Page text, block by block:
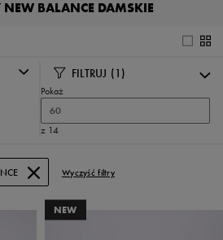
NEW BALANCE DAMSKIE
FILTRUJ (1)
Pokaż
60
z 14
Wyczyść filtry
NEW